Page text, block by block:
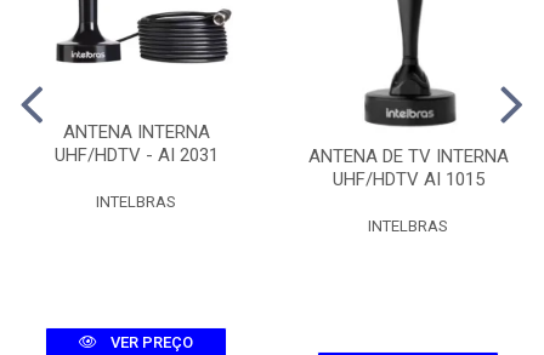
ANTENA INTERNA
UHF/HDTV - AI 2031
INTELBRAS
VER PREÇO
ANTENA DE TV INTERNA
UHF/HDTV AI 1015
INTELBRAS